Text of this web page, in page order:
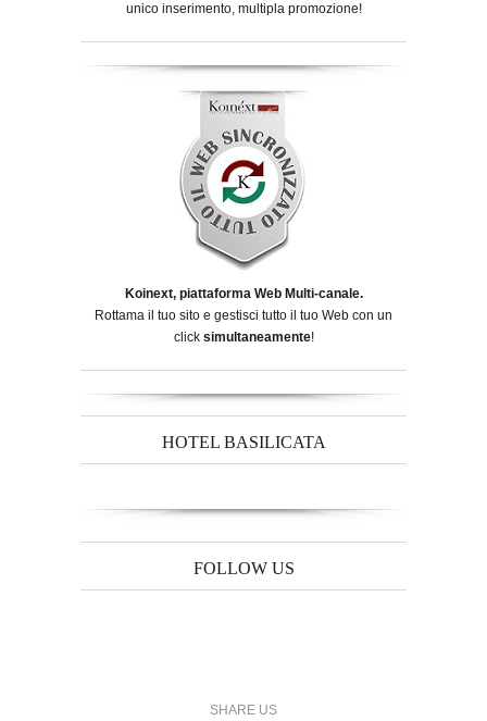
unico inserimento, multipla promozione!
Koinext, piattaforma Web Multi-canale.
Rottama il tuo sito e gestisci tutto il tuo Web con un
click simultaneamente!
HOTEL BASILICATA
FOLLOW US
SHARE US